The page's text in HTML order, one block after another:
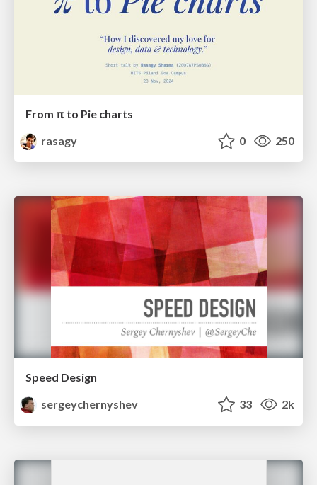
From π to Pie charts
rasagy
0 250
Speed Design
sergeychernyshev
33 2k